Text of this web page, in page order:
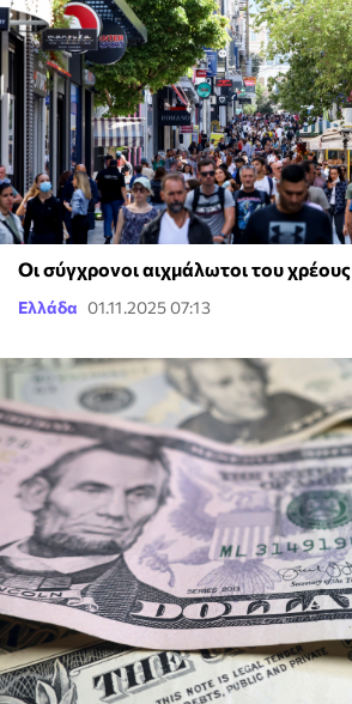
Οι σύγχρονοι αιχμάλωτοι του χρέους
Ελλάδα 01.11.2025 07:13